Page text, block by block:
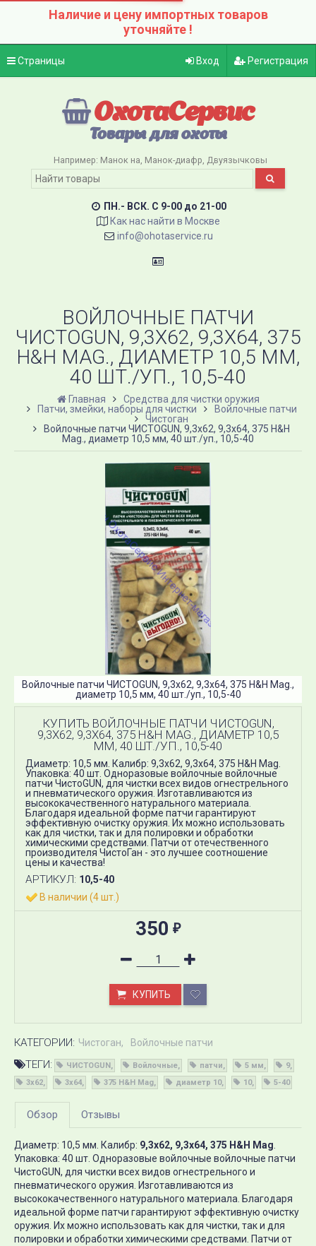
Наличие и цену импортных товаров
уточняйте !
Страницы Вход Регистрация
ОхотаСервис
Товары для охоты
Например: Манок на Манок-диафр Двуязычковы
ПН.- ВСК. C 9-00 до 21-00
Как нас найти в Москве
info@ohotaservice.ru
ВОЙЛОЧНЫЕ ПАТЧИ
ЧИСТОGUN, 9,3X62, 9,3X64, 375
H&H MAG., ДИАМЕТР 10,5 ММ,
40 ШТ./УП., 10,5-40
Главная
Средства для чистки оружия
Патчи, змейки, наборы для чистки
Войлочные патчи
Чистоган
Войлочные патчи ЧИСТОGUN, 9,3x62, 9,3x64, 375 H&H
Mag., диаметр 10,5 мм, 40 шт./уп., 10,5-40
Войлочные патчи ЧИСТОGUN, 9,3x62, 9,3x64, 375 H&H Mag.,
диаметр 10,5 мм, 40 шт./уп., 10,5-40
КУПИТЬ ВОЙЛОЧНЫЕ ПАТЧИ ЧИСТОGUN,
9,3X62, 9,3X64, 375 H&H MAG., ДИАМЕТР 10,5
ММ, 40 ШТ./УП., 10,5-40
Диаметр: 10,5 мм. Калибр: 9,3x62, 9,3x64, 375 H&H Mag​.
Упаковка: 40 шт. Одноразовые войлочные войлочные
патчи ЧистоGUN, для чистки всех видов огнестрельного
и пневматического оружия. Изготавливаются из
высококачественного натурального материала.
Благодаря идеальной форме патчи гарантируют
эффективную очистку оружия. Их можно использовать
как для чистки, так и для полировки и обработки
химическими средствами. Патчи от отечественного
производителя ЧистоГан - это лучшее соотношение
цены и качества!
АРТИКУЛ: 10,5-40
В наличии (4 шт.)
350 ₽
КУПИТЬ
КАТЕГОРИИ: Чистоган Войлочные патчи
ТЕГИ: ЧИСТОGUN Войлочные патчи 5 мм
9
3x62
3x64 375 H&H Mag диаметр 10 10 5-40
Обзор Отзывы
Диаметр: 10,5 мм. Калибр: 9,3x62, 9,3x64, 375 H&H Mag.
Упаковка: 40 шт. Одноразовые войлочные войлочные патчи
ЧистоGUN, для чистки всех видов огнестрельного и
пневматического оружия. Изготавливаются из
высококачественного натурального материала. Благодаря
идеальной форме патчи гарантируют эффективную очистку
оружия. Их можно использовать как для чистки, так и для
полировки и обработки химическими средствами. Патчи от